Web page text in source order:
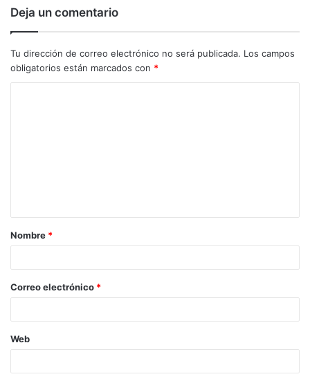
Deja un comentario
Tu dirección de correo electrónico no será publicada. Los campos
obligatorios están marcados con *
a
r
*
Nombre *
Correo electrónico *
Web